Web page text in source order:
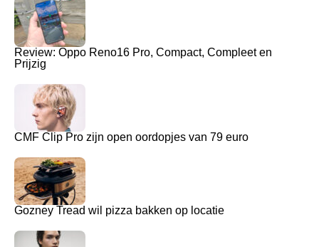
Review: Oppo Reno16 Pro, Compact, Compleet en
Prijzig
CMF Clip Pro zijn open oordopjes van 79 euro
Gozney Tread wil pizza bakken op locatie